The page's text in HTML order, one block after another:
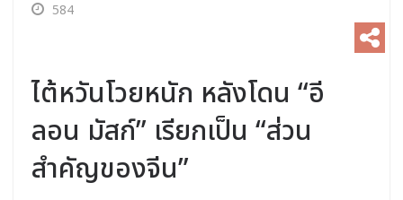
584
ไต้หวันโวยหนัก หลังโดน “อี
ลอน มัสก์” เรียกเป็น “ส่วน
สำคัญของจีน”